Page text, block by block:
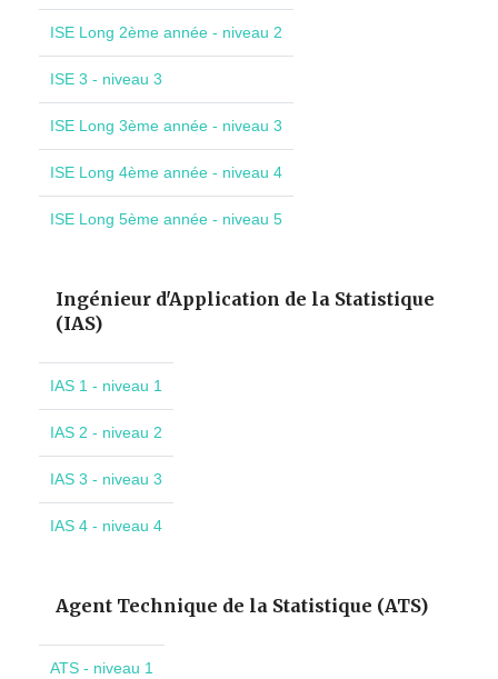
ISE Long 2ème année - niveau 2
ISE 3 - niveau 3
ISE Long 3ème année - niveau 3
ISE Long 4ème année - niveau 4
ISE Long 5ème année - niveau 5
Ingénieur d'Application de la Statistique
(IAS)
IAS 1 - niveau 1
IAS 2 - niveau 2
IAS 3 - niveau 3
IAS 4 - niveau 4
Agent Technique de la Statistique (ATS)
ATS - niveau 1